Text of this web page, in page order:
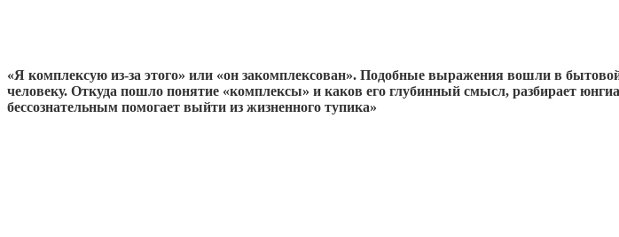
«Я комплексую из-за этого» или «он закомплексован». Подобные выражения вошли в
человеку. Откуда пошло понятие «комплексы» и каков его глубинный смысл, разбирает
бессознательным помогает выйти из жизненного тупика»